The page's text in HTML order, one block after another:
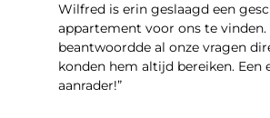
Wilfred is erin geslaagd een
appartement voor ons te vinden.
beantwoordde al onze vragen
konden hem altijd bereiken. Een
aanrader!”